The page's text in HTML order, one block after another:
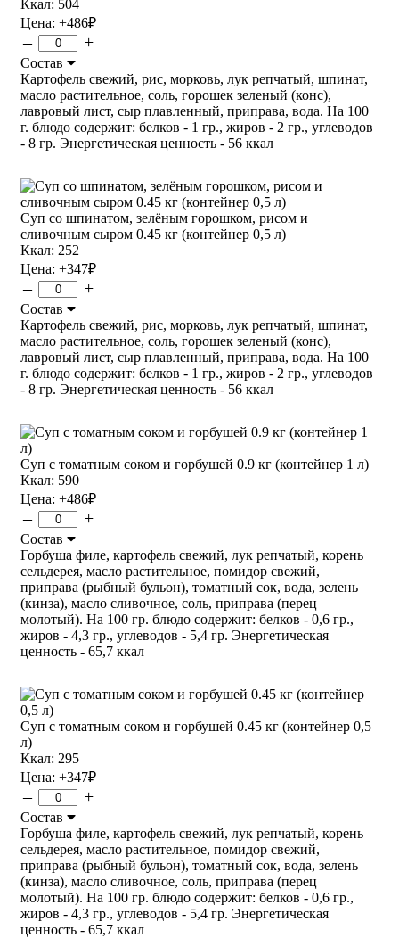
Ккал: 504
Цена: +486₽
– +
Состав
Картофель свежий, рис, морковь, лук репчатый, шпинат,
масло растительное, соль, горошек зеленый (конс),
лавровый лист, сыр плавленный, приправа, вода. На 100
г. блюдо содержит: белков - 1 гр., жиров - 2 гр., углеводов
- 8 гр. Энергетическая ценность - 56 ккал
Суп со шпинатом, зелёным горошком, рисом и
сливочным сыром 0.45 кг (контейнер 0,5 л)
Ккал: 252
Цена: +347₽
– +
Состав
Картофель свежий, рис, морковь, лук репчатый, шпинат,
масло растительное, соль, горошек зеленый (конс),
лавровый лист, сыр плавленный, приправа, вода. На 100
г. блюдо содержит: белков - 1 гр., жиров - 2 гр., углеводов
- 8 гр. Энергетическая ценность - 56 ккал
Суп с томатным соком и горбушей 0.9 кг (контейнер 1 л)
Ккал: 590
Цена: +486₽
– +
Состав
Горбуша филе, картофель свежий, лук репчатый, корень
сельдерея, масло растительное, помидор свежий,
приправа (рыбный бульон), томатный сок, вода, зелень
(кинза), масло сливочное, соль, приправа (перец
молотый). На 100 гр. блюдо содержит: белков - 0,6 гр.,
жиров - 4,3 гр., углеводов - 5,4 гр. Энергетическая
ценность - 65,7 ккал
Суп с томатным соком и горбушей 0.45 кг (контейнер 0,5
л)
Ккал: 295
Цена: +347₽
– +
Состав
Горбуша филе, картофель свежий, лук репчатый, корень
сельдерея, масло растительное, помидор свежий,
приправа (рыбный бульон), томатный сок, вода, зелень
(кинза), масло сливочное, соль, приправа (перец
молотый). На 100 гр. блюдо содержит: белков - 0,6 гр.,
жиров - 4,3 гр., углеводов - 5,4 гр. Энергетическая
ценность - 65,7 ккал